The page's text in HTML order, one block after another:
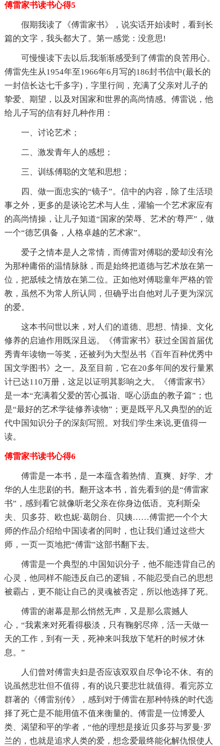
傅雷家书读书心得5
假期我读了《傅雷家书》，说实话开始读时，看到长
篇的文字，我头都大了。第一感觉：没意思!
可慢慢读下去以后,我渐渐感受到了傅雷的良苦用心。
傅雷先生从1954年至1966年6月写的186封书信中(最长的
一封信长达七千多字)，字里行间，充满了父亲对儿子的
挚爱、期望，以及对国家和世界的高尚情感。傅雷说，他
给儿子写的信有好几种作用：
一、讨论艺术；
二、激发青年人的感想；
三、训练傅聪的文笔和思想；
四、做一面忠实的“镜子”。信中的内容，除了生活琐
事之外，更多的是谈论艺术与人生，灌输一个艺术家应有
的高尚情操，让儿子知道“国家的荣辱、艺术的'尊严”，做
一个“德艺俱备，人格卓越的艺术家”。
爱子之情本是人之常情，而傅雷对傅聪的爱却没有沦
为那种庸俗的温情脉脉，而是始终把道德与艺术放在第一
位，把舐犊之情放在第二位。正如他对傅聪童年严格的管
教，虽然不为常人所认同，但确乎出自他对儿子更为深沉
的爱。
这本书问世以来，对人们的道德、思想、情操、文化
修养的启迪作用既深且远。《傅雷家书》获过全国首届优
秀青年读物一等奖，还被列为大型丛书《百年百种优秀中
国文学图书》之一。及至目前，它在20多年间的发行量累
计已达110万册，这足以证明其影响之大。《傅雷家书》
是一本“充满着父爱的苦心孤诣、呕心沥血的教子篇”；也
是“最好的艺术学徒修养读物”；更是既平凡又典型的的近
代中国知识分子的深刻写照。对我们学生来说,更值得一
读。
傅雷家书读书心得6
傅雷是一本书，是一本蕴含着热情、直爽、好学、才
华的人生悲剧的书。翻开这本书，首先看到的是“傅雷家
书”，感到看它就像听老父亲在你身边低语。克利斯朵
夫、贝多芬、欧也妮·葛朗台、贝姨……傅雷把一个个大
师的作品介绍给中国读者的同时，也让我们通过这些大
师，一页一页地把“傅雷”这部书翻下去。
傅雷是一个典型的.中国知识分子，他不能违背自己的
心灵，他同样不能违反自己的逻辑，不能忍受自己的思想
被霸占，更不能让自己的灵魂被否定，所以他选择了死。
傅雷的谢幕是那么悄然无声，又是那么震撼人
心，“我素来对死看得极淡，只有鞠躬尽瘁，活一天做一
天的工作，到有一天，死神来叫我放下笔杆的时候才休
息。”
人们曾对傅雷夫妇是否应该双双自尽争论不休。有的
说虽然悲壮但不值得，有的说只要悲壮就值得。看完苏立
群著的《傅雷别传》，感到对于傅雷在那种特殊的时代选
择了死亡是不能用值不值来衡量的。傅雷是一位博爱人
类、渴望和平的学者，“他的理想是接近贝多芬与罗曼·罗
兰的，也就是追求人类的爱，想念爱最终能化解仇恨使人